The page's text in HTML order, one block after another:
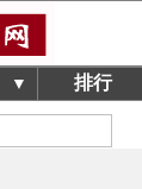
▼ 排行